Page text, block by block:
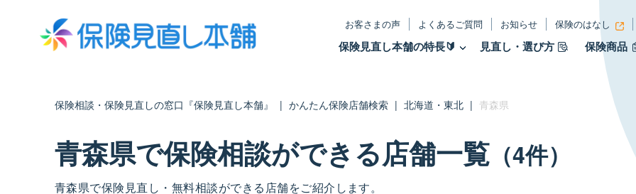
お客さまの声 よくあるご質問 お知らせ 保険のはなし
保険見直し本舗の特長🔰 見直し・選び方 保険商品
保険相談・保険見直しの窓口『保険見直し本舗』 | かんたん保険店舗検索 | 北海道・東北 | 青森県
青森県で保険相談ができる店舗⼀覧 （4件）
青森県で保険見直し・無料相談ができる店舗をご紹介します。